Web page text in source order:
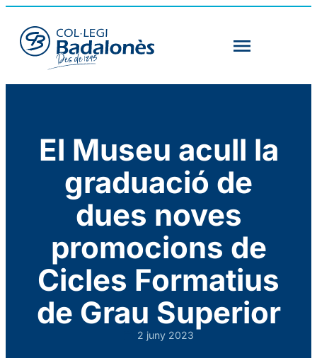
El Museu acull la
graduació de
dues noves
promocions de
Cicles Formatius
de Grau Superior
2 juny 2023